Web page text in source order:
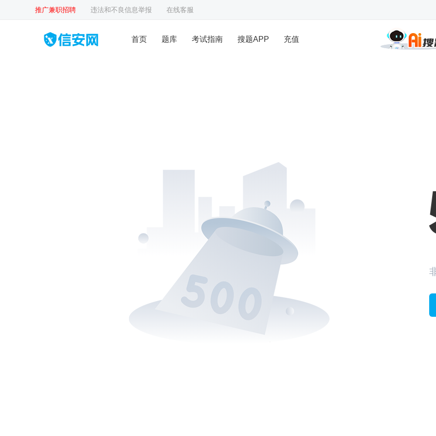
推广兼职招聘 违法和不良信息举报 在线客服
首页 题库 考试指南 搜题APP 充值